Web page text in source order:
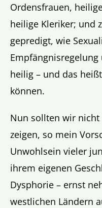
Ordensfrauen,
heilige Kleriker; und
gepredigt, wie
heilig – und das heißt
können.
Nun sollten wir
zeigen, so mein
Unwohlsein vieler
ihrem eigenen
Dysphorie – ernst
westlichen Ländern